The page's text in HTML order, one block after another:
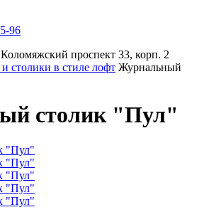
96
проспект 33, корп. 2
столики в стиле лофт Журнальный
столик "Пул"